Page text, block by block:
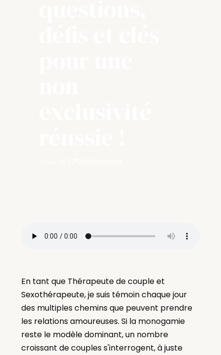
En tant que Thérapeute de couple et
Sexothérapeute, je suis témoin chaque jour
des multiples chemins que peuvent prendre
les relations amoureuses. Si la monogamie
reste le modèle dominant, un nombre
croissant de couples s'interrogent, à juste